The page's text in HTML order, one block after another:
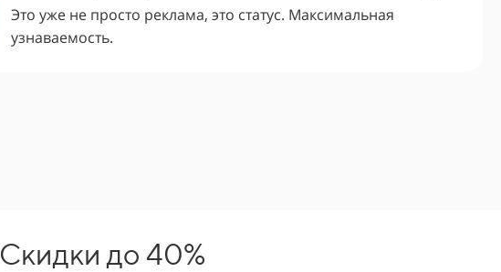
Это уже не просто реклама, это статус. Максимальная
узнаваемость.
Скидки до 40%